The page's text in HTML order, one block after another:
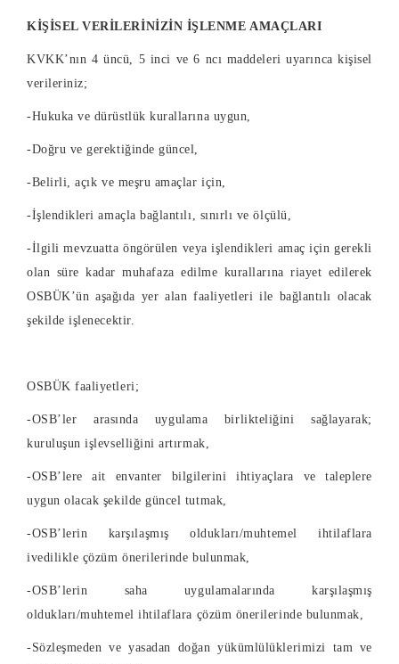
KİŞİSEL VERİLERİNİZİN İŞLENME AMAÇLARI
KVKK’nın 4 üncü, 5 inci ve 6 ncı maddeleri uyarınca kişisel
verileriniz;
-Hukuka ve dürüstlük kurallarına uygun,
-Doğru ve gerektiğinde güncel,
-Belirli, açık ve meşru amaçlar için,
-İşlendikleri amaçla bağlantılı, sınırlı ve ölçülü,
-İlgili mevzuatta öngörülen veya işlendikleri amaç için gerekli
olan süre kadar muhafaza edilme kurallarına riayet edilerek
OSBÜK’ün aşağıda yer alan faaliyetleri ile bağlantılı olacak
şekilde işlenecektir.
OSBÜK faaliyetleri;
-OSB’ler arasında uygulama birlikteliğini sağlayarak;
kuruluşun işlevselliğini artırmak,
-OSB’lere ait envanter bilgilerini ihtiyaçlara ve taleplere
uygun olacak şekilde güncel tutmak,
-OSB’lerin karşılaşmış oldukları/muhtemel ihtilaflara
ivedilikle çözüm önerilerinde bulunmak,
-OSB’lerin saha uygulamalarında karşılaşmış
oldukları/muhtemel ihtilaflara çözüm önerilerinde bulunmak,
-Sözleşmeden ve yasadan doğan yükümlülüklerimizi tam ve